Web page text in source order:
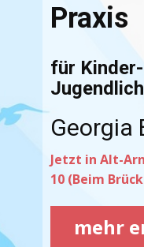
Praxis
für
Georgia
Jetzt in Alt-
10 (Beim
mehr